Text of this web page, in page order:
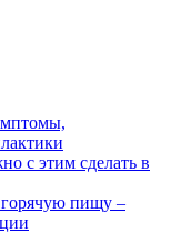
с этим сделать в
горячую пищу –